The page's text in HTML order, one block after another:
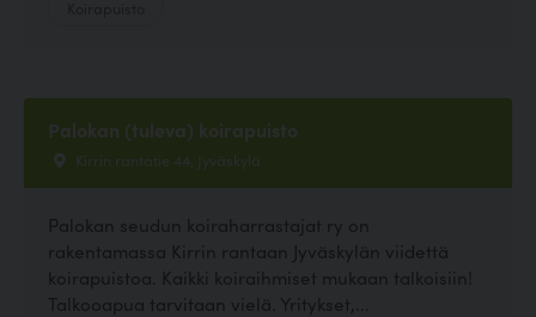
Palokan (tuleva) koirapuisto
Kirrin rantatie 44, Jyväskylä
Palokan seudun koiraharrastajat ry on
rakentamassa Kirrin rantaan Jyväskylän viidettä
koirapuistoa. Kaikki koiraihmiset mukaan talkoisiin!
Talkooapua tarvitaan vielä. Yritykset,...